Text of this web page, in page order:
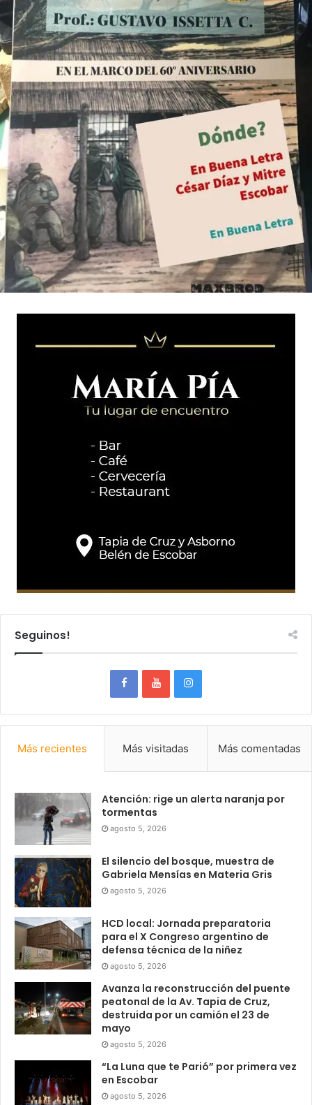
Seguinos!
Más recientes Más visitadas Más comentadas
Atención: rige un alerta naranja por
tormentas
agosto 5, 2026
El silencio del bosque, muestra de
Gabriela Mensías en Materia Gris
agosto 5, 2026
HCD local: Jornada preparatoria
para el X Congreso argentino de
defensa técnica de la niñez
agosto 5, 2026
Avanza la reconstrucción del puente
peatonal de la Av. Tapia de Cruz,
destruida por un camión el 23 de
mayo
agosto 5, 2026
“La Luna que te Parió” por primera vez
en Escobar
agosto 5, 2026